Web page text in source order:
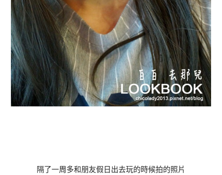
隔了一周多和朋友假日出去玩的時候拍的照片